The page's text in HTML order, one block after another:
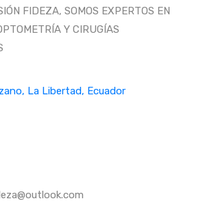
FIDEZA, SOMOS EXPERTOS EN
Y CIRUGÍAS
La Libertad, Ecuador